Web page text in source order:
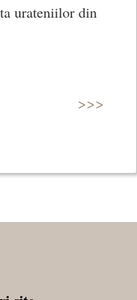
urateniilor din
>>>